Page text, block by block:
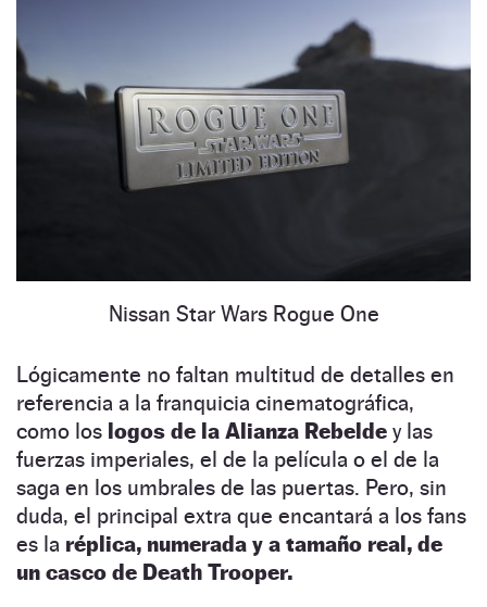
Nissan Star Wars Rogue One
Lógicamente no faltan multitud de detalles en
referencia a la franquicia cinematográfica,
como los logos de la Alianza Rebelde y las
fuerzas imperiales, el de la película o el de la
saga en los umbrales de las puertas. Pero, sin
duda, el principal extra que encantará a los fans
es la réplica, numerada y a tamaño real, de
un casco de Death Trooper.